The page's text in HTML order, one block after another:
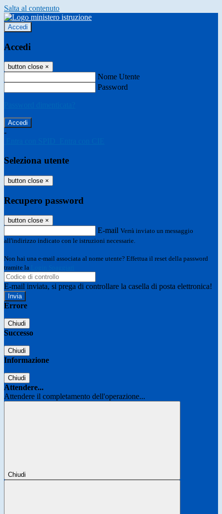
Salta al contenuto
Accedi
Accedi
button close ×
Nome Utente
Password
-
Seleziona utente
button close ×
Recupero password
button close ×
E-mail Verrà inviato un messaggio
all'indirizzo indicato con le istruzioni necessarie.
Non hai una e-mail associata al nome utente? Effettua il reset della password
tramite la
E-mail inviata, si prega di controllare la casella di posta elettronica!
Errore
Chiudi
Successo
Chiudi
Informazione
Chiudi
Attendere...
Attendere il completamento dell'operazione...
Chiudi